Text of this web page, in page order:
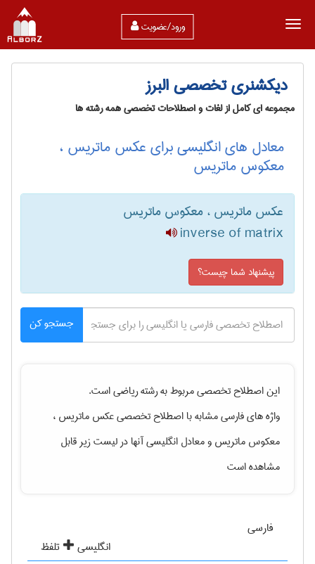
ورود/عضویت
دیکشنری تخصصی البرز
مجموعه ای کامل از لغات و اصطلاحات تخصصی همه رشته ها
معادل های انگلیسی برای عکس ماتریس ،
معکوس ماتریس
عکس ماتریس ، معکوس ماتریس
inverse of matrix
پیشنهاد شما چیست؟
جستجو کن
این اصطلاح تخصصی مربوط به رشتهرياضیاست.
واژه های فارسی مشابه با اصطلاح تخصصیعکس ماتریس ،
معکوس ماتریسو معادل انگلیسی آنها در لیست زیر قابل
مشاهده است
فارسی
انگلیسی
تلفظ